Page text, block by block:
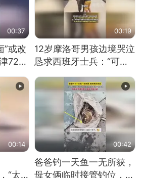
00:37
”或改
72家
00:19
12岁摩洛哥男孩边境哭泣
恳求西班牙士兵：“可不
可以不要把我遣返回国”
00:14
“太
00:42
爸爸钓一天鱼一无所获，
母女俩临时接管钓位，用